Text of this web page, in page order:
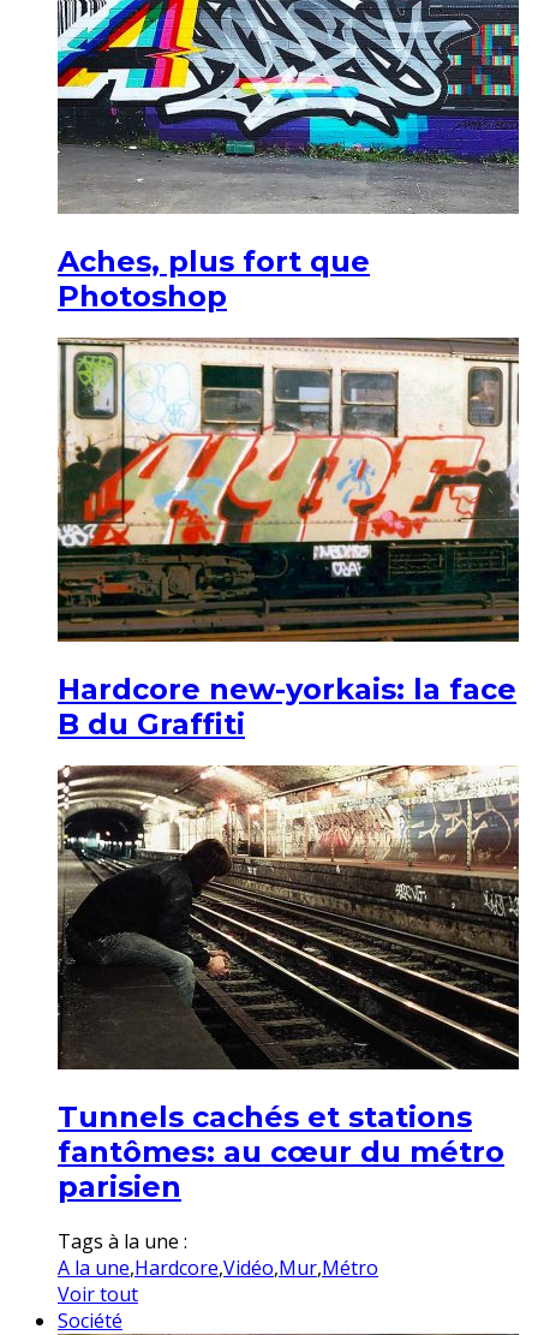
Aches, plus fort que
Photoshop
Hardcore new-yorkais: la face
B du Graffiti
Tunnels cachés et stations
fantômes: au cœur du métro
parisien
Tags à la une :
A la une,Hardcore,Vidéo,Mur,Métro
Voir tout
Société